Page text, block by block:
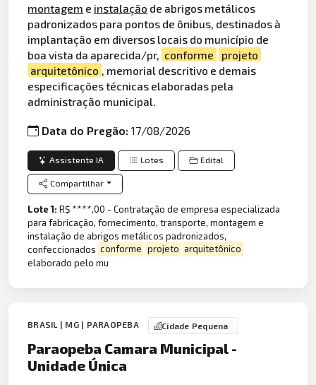
montagem e instalação de abrigos metálicos
padronizados para pontos de ônibus, destinados à
implantação em diversos locais do município de
boa vista da aparecida/pr, conforme
projeto
arquitetônico
, memorial descritivo e demais
especificações técnicas elaboradas pela
administração municipal.
Data do Pregão:17/08/2026
Assistente IA Lotes Edital
Compartilhar
Lote 1:R$ ****,00 - Contratação de empresa especializada
para fabricação, fornecimento, transporte, montagem e
instalação de abrigos metálicos padronizados,
confeccionados conforme projeto arquitetônico
elaborado pelo mu
BRASIL | MG | PARAOPEBA Cidade Pequena
Paraopeba Camara Municipal -
Unidade Única